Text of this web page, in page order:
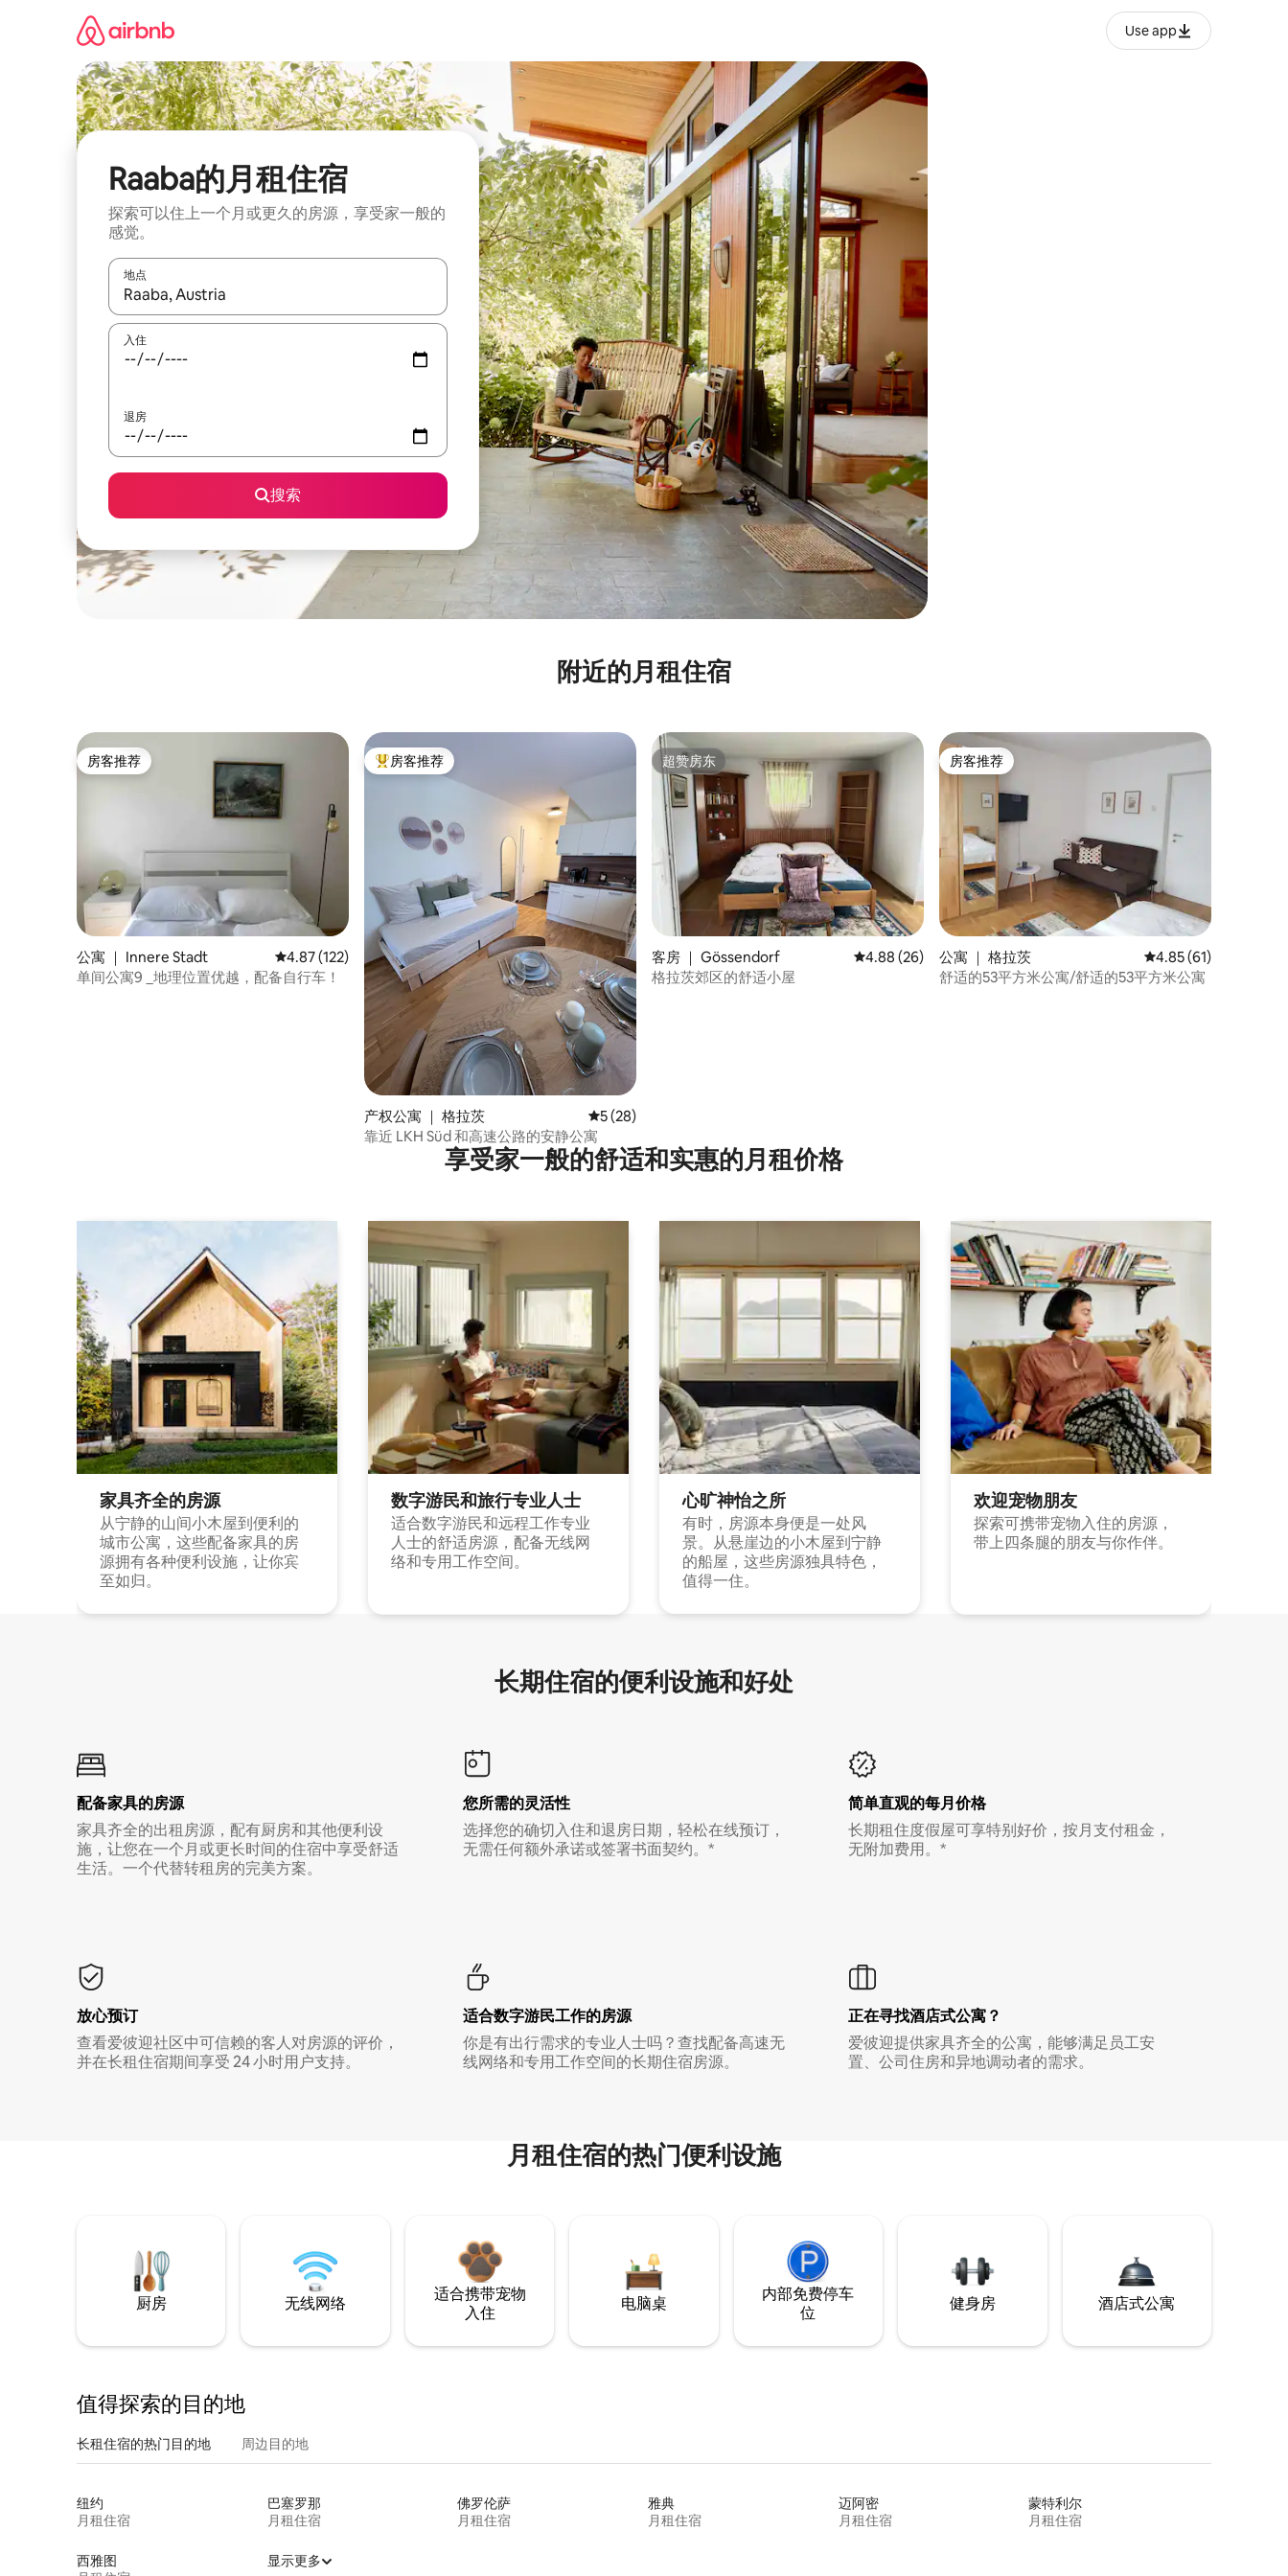
Use app
Raaba的月租住宿
探索可以住上一个月或更久的房源，享受家一般的
感觉。
地点
如有搜索结果，请使用上下方向键查看，或通过点击或滑动手势浏览。
入住
退房
搜索
附近的月租住宿
房客推荐
房客推荐
公寓 ｜ Innere Stadt 平均评分 4.87 分（满分 5 分），共 122 条评价
4.87 (122)
单间公寓9 _地理位置优越，配备自行车！
热门「房客推荐」
房客推荐
产权公寓 ｜ 格拉茨 平均评分 5 分（满分 5 分），共 28 条评价
5 (28)
靠近 LKH Süd 和高速公路的安静公寓
超赞房东
超赞房东
客房 ｜ Gössendorf 平均评分 4.88 分（满分 5 分），共 26 条评价
4.88 (26)
格拉茨郊区的舒适小屋
房客推荐
房客推荐
公寓 ｜ 格拉茨 平均评分 4.85 分（满
4.85 (61)
舒适的53平方米公寓/舒适的53平方米公寓
享受家一般的舒适和实惠的月租价格
家具齐全的房源
从宁静的山间小木屋到便利的
城市公寓，这些配备家具的房
源拥有各种便利设施，让你宾
至如归。
数字游民和旅行专业人士
适合数字游民和远程工作专业
人士的舒适房源，配备无线网
络和专用工作空间。
心旷神怡之所
有时，房源本身便是一处风
景。从悬崖边的小木屋到宁静
的船屋，这些房源独具特色，
值得一住。
欢迎宠物朋友
探索可携带宠物入住的房源，
带上四条腿的朋友与你作伴。
长期住宿的便利设施和好处
配备家具的房源
家具齐全的出租房源，配有厨房和其他便利设
施，让您在一个月或更长时间的住宿中享受舒适
生活。一个代替转租房的完美方案。
您所需的灵活性
选择您的确切入住和退房日期，轻松在线预订，
无需任何额外承诺或签署书面契约。*
简单直观的每月价格
长期租住度假屋可享特别好价，按月支付租金，
无附加费用。*
放心预订
查看爱彼迎社区中可信赖的客人对房源的评价，
并在长租住宿期间享受 24 小时用户支持。
适合数字游民工作的房源
你是有出行需求的专业人士吗？查找配备高速无
线网络和专用工作空间的长期住宿房源。
正在寻找酒店式公寓？
爱彼迎提供家具齐全的公寓，能够满足员工安
置、公司住房和异地调动者的需求。
月租住宿的热门便利设施
厨房 无线网络
适合携带宠物
入住
电脑桌
内部免费停车
位
健身房 酒店式公寓
值得探索的目的地
长租住宿的热门目的地 周边目的地
纽约
月租住宿
巴塞罗那
月租住宿
佛罗伦萨
月租住宿
雅典
月租住宿
迈阿密
月租住宿
蒙特利尔
月租住宿
西雅图
显示更多